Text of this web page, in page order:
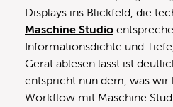
Displays ins Blickfeld, die
Maschine Studio
Informationsdichte und
Gerät ablesen lässt ist
entspricht nun dem, was wir
Workflow mit Maschine